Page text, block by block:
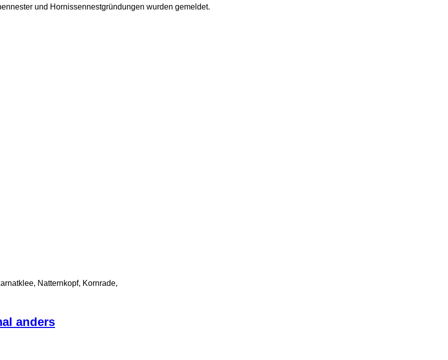
und Hornissennestgründungen wurden gemeldet.
Natternkopf, Kornrade,
anders